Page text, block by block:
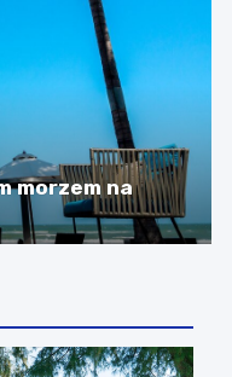
morzem na